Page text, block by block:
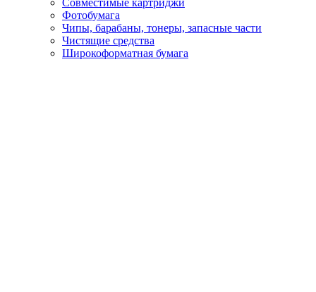
Совместимые картриджи
Фотобумага
Чипы, барабаны, тонеры, запасные части
Чистящие средства
Широкоформатная бумага